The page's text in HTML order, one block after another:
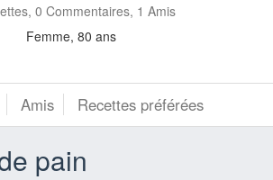
0 Commentaires, 1 Amis
Femme, 80 ans
Amis Recettes préférées
pain